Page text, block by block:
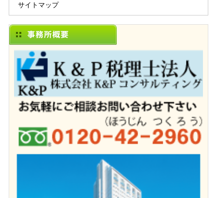
サイトマップ